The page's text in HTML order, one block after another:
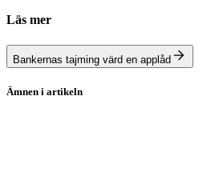
Läs mer
Bankernas tajming värd en applåd
Ämnen i artikeln